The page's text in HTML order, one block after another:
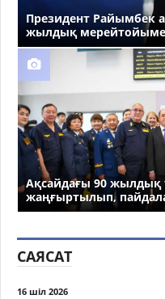
Президент Райымбек
жылдық
Ақсайдағы 90 жылдық
жаңғыртылып,
САЯСАТ
16 шіл 2026